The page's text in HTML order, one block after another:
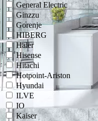
General Electric
Ginzzu
Gorenje
HIBERG
Haier
Hisense
Hitachi
Hotpoint-Ariston
Hyundai
ILVE
IO
Kaiser